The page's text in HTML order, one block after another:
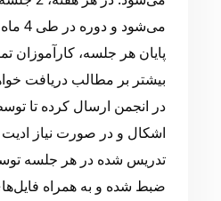
پایان هر جلسه، کارآموزان
بیشتر بر مطالب دریافت
در انجمن ارسال کرده تا
اشکال و در صورت نیاز
تدریس شده در هر جلسه